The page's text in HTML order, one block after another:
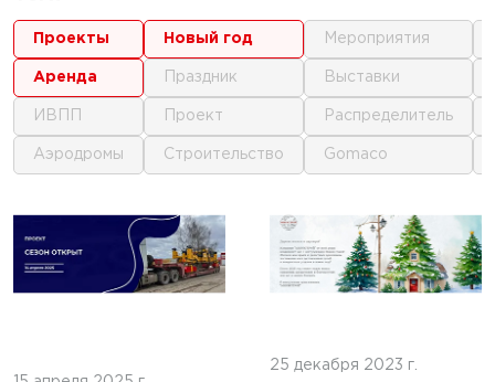
25 декабря 2023 г.
16 июня 2025 г.
современные
проекты
аренда
ИВПП
аэродромы
новый год
праздник
проект
строительство
мероприятия
выставки
распределитель
gomaco